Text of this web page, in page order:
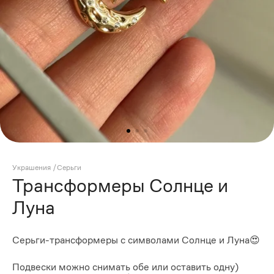
Украшения /Серьги
Трансформеры Солнце и
Луна
Серьги-трансформеры с символами Солнце и Луна😍
Подвески можно снимать обе или оставить одну)